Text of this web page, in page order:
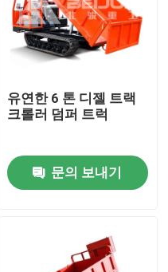
유연한 6 톤 디젤 트랙
크롤러 덤퍼 트럭
문의 보내기